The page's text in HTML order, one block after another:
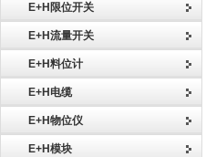
E+H限位开关
E+H流量开关
E+H料位计
E+H电缆
E+H物位仪
E+H模块